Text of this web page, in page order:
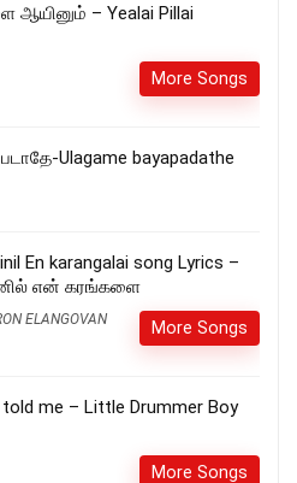
ஆயினும் – Yealai Pillai
More Songs
Ulagame bayapadathe
En karangalai song Lyrics –
என் கரங்களை
ELANGOVAN More Songs
me – Little Drummer Boy
More Songs